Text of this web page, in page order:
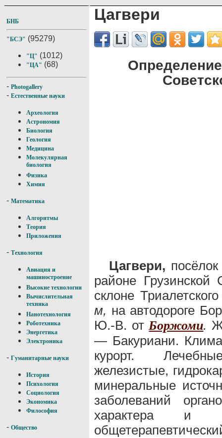
БНБ
"БСЭ" (95279)
"Ц" (1012)
"ЦА" (68)
- Photogallery
- Естественные науки
Археология
Астрономия
Биология
Геология
Медицина
Молекулярная
биология
Физика
Химия
- Математика
Алгоритмы
Теория
Приложения
- Технология
Авиация и
машиностроение
Высокие технологии
Вычислительная
техника
Нанотехнология
Роботехника
Энергетика
Электроника
- Гуманитарные науки
История
Психология
Социология
Экономика
Философия
- Общество
Цагвери
Цагвери,
районе
склоне
м, на автодороге
Ю.-В. от Боржоми.
— Бакуриани.
курорт.
железистые,
минеральные
заболеваний
характера и